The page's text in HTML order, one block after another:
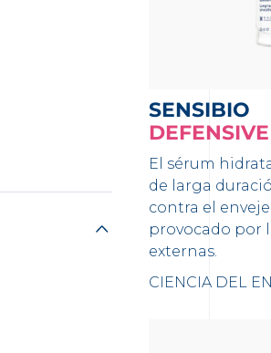
SENSIBIO
El sérum
de larga
contra el
provocado por
externas.
CIENCIA DEL